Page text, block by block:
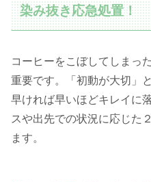
染み抜き応急処置！
コーヒーをこぼしてしまっ
重要です。「初動が大切」
早ければ早いほどキレイに
スや出先での状況に応じた
ます。